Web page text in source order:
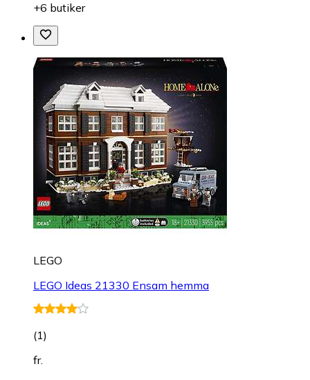
+6 butiker
LEGO
LEGO Ideas 21330 Ensam hemma
(1)
fr.